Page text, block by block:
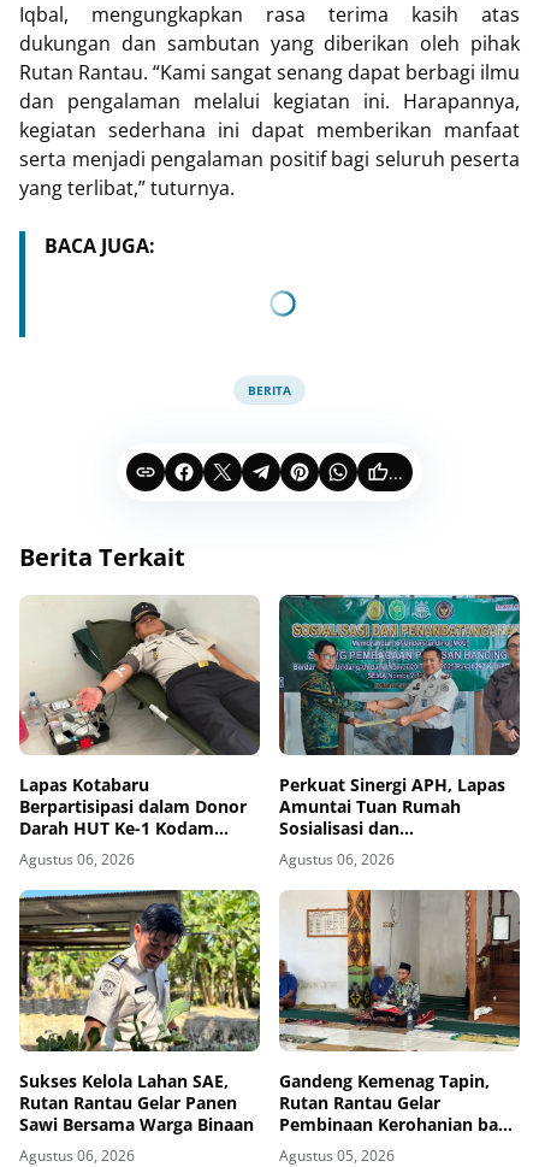
Iqbal, mengungkapkan rasa terima kasih atas
dukungan dan sambutan yang diberikan oleh pihak
Rutan Rantau. “Kami sangat senang dapat berbagi ilmu
dan pengalaman melalui kegiatan ini. Harapannya,
kegiatan sederhana ini dapat memberikan manfaat
serta menjadi pengalaman positif bagi seluruh peserta
yang terlibat,” tuturnya.
BACA JUGA:
BERITA
...
Berita Terkait
Lapas Kotabaru
Berpartisipasi dalam Donor
Darah HUT Ke-1 Kodam
XXII/Tambun Bungai,
Wujudkan Kepedulian
Kemanusiaan
Agustus 06, 2026
Perkuat Sinergi APH, Lapas
Amuntai Tuan Rumah
Sosialisasi dan
Penandatanganan MoU
Sidang Banding
Agustus 06, 2026
Sukses Kelola Lahan SAE,
Rutan Rantau Gelar Panen
Sawi Bersama Warga Binaan
Agustus 06, 2026
Gandeng Kemenag Tapin,
Rutan Rantau Gelar
Pembinaan Kerohanian bagi
Warga Binaan
Agustus 05, 2026